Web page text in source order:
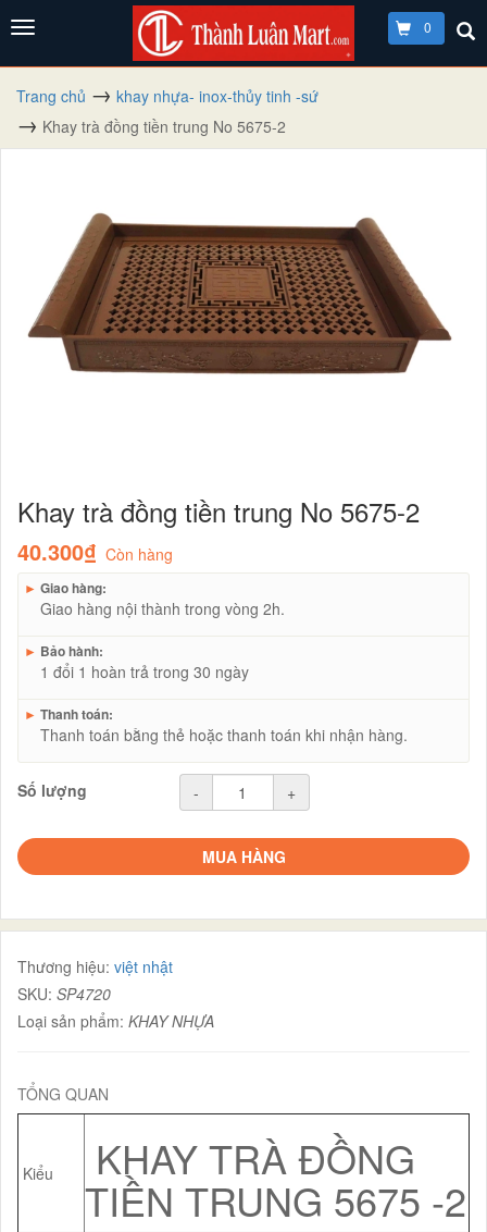
0
Trang chủ
khay nhựa- inox-thủy tinh -sứ
Khay trà đồng tiền trung No 5675-2
Khay trà đồng tiền trung No 5675-2
40.300₫ Còn hàng
► Giao hàng:
Giao hàng nội thành trong vòng 2h.
► Bảo hành:
1 đổi 1 hoàn trả trong 30 ngày
► Thanh toán:
Thanh toán bằng thẻ hoặc thanh toán khi nhận hàng.
Số lượng - +
MUA HÀNG
Thương hiệu: việt nhật
SKU: SP4720
Loại sản phẩm: KHAY NHỰA
TỔNG QUAN
Kiểu KHAY TRÀ ĐỒNG
TIỀN TRUNG 5675 -2